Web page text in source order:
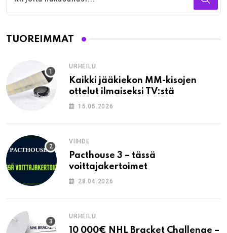
TUOREIMMAT
URHEILU
Kaikki jääkiekon MM-kisojen
ottelut ilmaiseksi TV:stä
15.05.2026
VIIHDE
Pacthouse 3 – tässä
voittajakertoimet
28.04.2026
URHEILU
10 000€ NHL Bracket Challenge –